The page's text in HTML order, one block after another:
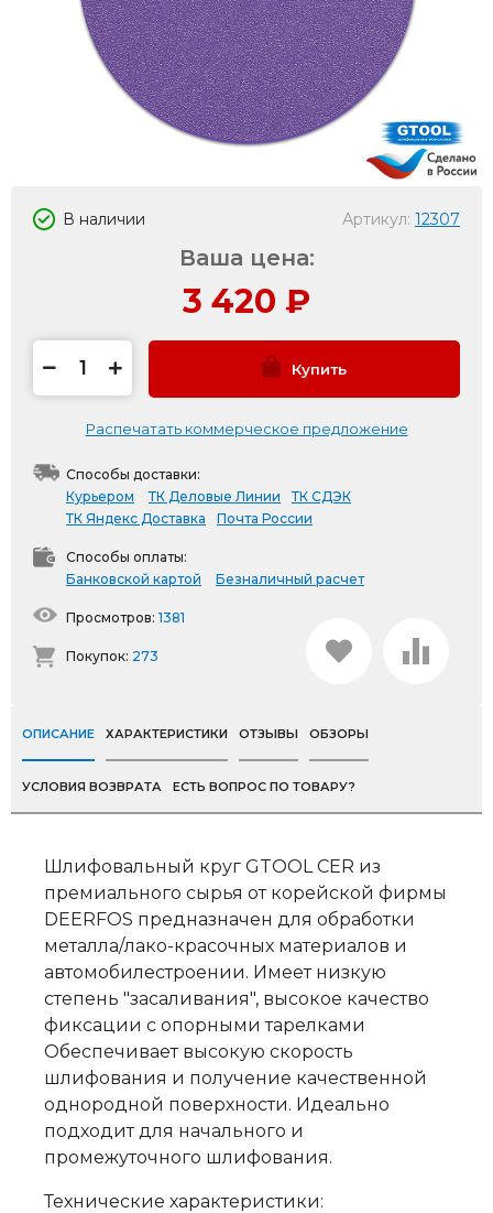
В наличии Артикул: 12307
Ваша цена:
3 420 ₽
Купить
Распечатать коммерческое предложение
Способы доставки:
Курьером
ТК Деловые Линии
ТК СДЭК
ТК Яндекс Доставка
Почта России
Способы оплаты:
Банковской картой
Безналичный расчет
Просмотров: 1381
Покупок: 273
ОПИСАНИЕ ХАРАКТЕРИСТИКИ ОТЗЫВЫ ОБЗОРЫ
УСЛОВИЯ ВОЗВРАТА ЕСТЬ ВОПРОС ПО ТОВАРУ?
Шлифовальный круг GTOOL CER из
премиального сырья от корейской фирмы
DEERFOS предназначен для обработки
металла/лако-красочных материалов и
автомобилестроении. Имеет низкую
степень "засаливания", высокое качество
фиксации с опорными тарелками
Обеспечивает высокую скорость
шлифования и получение качественной
однородной поверхности. Идеально
подходит для начального и
промежуточного шлифования.
Технические характеристики: